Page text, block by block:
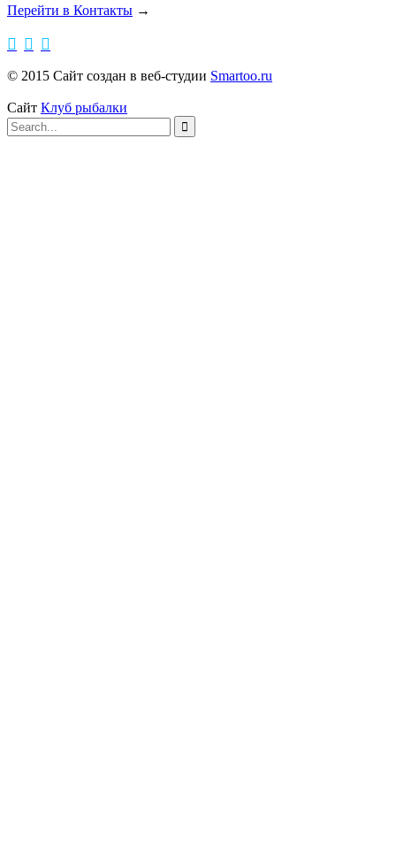
Перейти в Контакты →
  
© 2015 Сайт создан в веб-студии Smartoo.ru
Сайт Клуб рыбалки
